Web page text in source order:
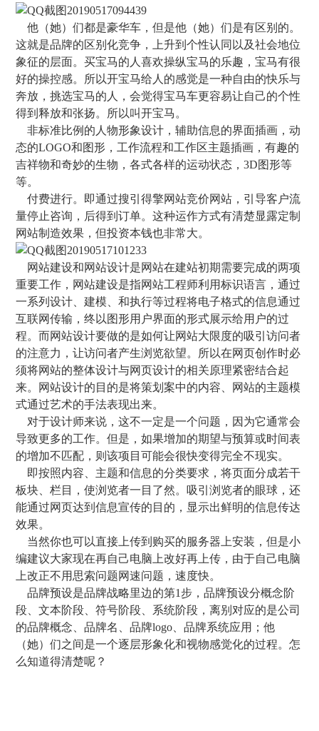
他（她）们都是豪华车，但是他（她）们是有区别的。
这就是品牌的区别化竞争，上升到个性认同以及社会地位
象征的层面。买宝马的人喜欢操纵宝马的乐趣，宝马有很
好的操控感。所以开宝马给人的感觉是一种自由的快乐与
奔放，挑选宝马的人，会觉得宝马车更容易让自己的个性
得到释放和张扬。所以叫开宝马。
非标准比例的人物形象设计，辅助信息的界面插画，动
态的LOGO和图形，工作流程和工作区主题插画，有趣的
吉祥物和奇妙的生物，各式各样的运动状态，3D图形等
等。
付费进行。即通过搜引得擎网站竞价网站，引导客户流
量停止咨询，后得到订单。这种运作方式有清楚显露定制
网站制造效果，但投资本钱也非常大。
网站建设和网站设计是网站在建站初期需要完成的两项
重要工作，网站建设是指网站工程师利用标识语言，通过
一系列设计、建模、和执行等过程将电子格式的信息通过
互联网传输，终以图形用户界面的形式展示给用户的过
程。而网站设计要做的是如何让网站大限度的吸引访问者
的注意力，让访问者产生浏览欲望。所以在网页创作时必
须将网站的整体设计与网页设计的相关原理紧密结合起
来。网站设计的目的是将策划案中的内容、网站的主题模
式通过艺术的手法表现出来。
对于设计师来说，这不一定是一个问题，因为它通常会
导致更多的工作。但是，如果增加的期望与预算或时间表
的增加不匹配，则该项目可能会很快变得完全不现实。
即按照内容、主题和信息的分类要求，将页面分成若干
板块、栏目，使浏览者一目了然。吸引浏览者的眼球，还
能通过网页达到信息宣传的目的，显示出鲜明的信息传达
效果。
当然你也可以直接上传到购买的服务器上安装，但是小
编建议大家现在再自己电脑上改好再上传，由于自己电脑
上改正不用思索问题网速问题，速度快。
品牌预设是品牌战略里边的第1步，品牌预设分概念阶
段、文本阶段、符号阶段、系统阶段，离别对应的是公司
的品牌概念、品牌名、品牌logo、品牌系统应用；他
（她）们之间是一个逐层形象化和视物感觉化的过程。怎
么知道得清楚呢？